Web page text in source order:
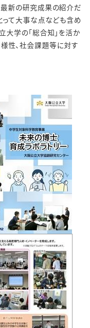
新の研究成果の紹介だ
って大事な点なども含め
大学の「総合知」を活か
性、社会課題等に対す